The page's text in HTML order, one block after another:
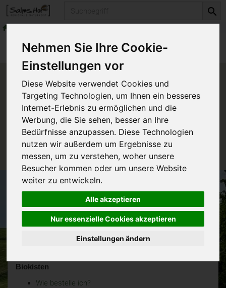
Nehmen Sie Ihre Cookie-
Einstellungen vor
Diese Website verwendet Cookies und
Targeting Technologien, um Ihnen ein besseres
Internet-Erlebnis zu ermöglichen und die
Werbung, die Sie sehen, besser an Ihre
Bedürfnisse anzupassen. Diese Technologien
nutzen wir außerdem um Ergebnisse zu
messen, um zu verstehen, woher unsere
Besucher kommen oder um unsere Website
weiter zu entwickeln.
Alle akzeptieren
Nur essenzielle Cookies akzeptieren
Einstellungen ändern
Produkte
Alles für den Bio-Garten
Bio-Sämereien
Produkt "Kollenfenchel
Perfektion" nicht verfügbar.
Das von Ihnen gesuchte Produkt ist leider zur Zeit
nicht verfügbar.
Biokisten
Wie bestelle ich?